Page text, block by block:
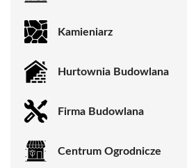
Kamieniarz
Hurtownia Budowlana
Firma Budowlana
Centrum Ogrodnicze